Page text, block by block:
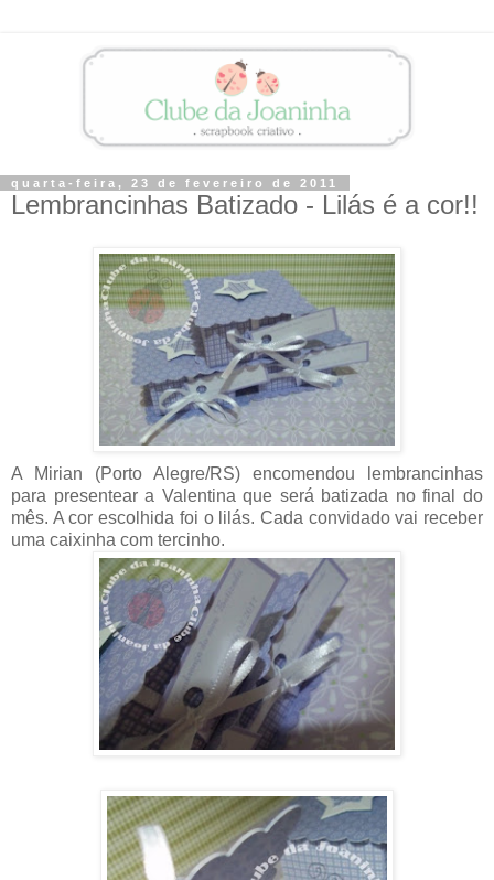
quarta-feira, 23 de fevereiro de 2011
Lembrancinhas Batizado - Lilás é a cor!!
A Mirian (Porto Alegre/RS) encomendou lembrancinhas
para presentear a Valentina que será batizada no final do
mês. A cor escolhida foi o lilás. Cada convidado vai receber
uma caixinha com tercinho.